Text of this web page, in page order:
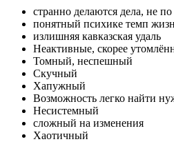
странно делаются дела, не
понятный психике темп
излишняя кавказская удаль
Неактивные, скорее
Томный, неспешный
Скучный
Хапужный
Возможность легко найти
Несистемный
сложный на изменения
Хаотичный